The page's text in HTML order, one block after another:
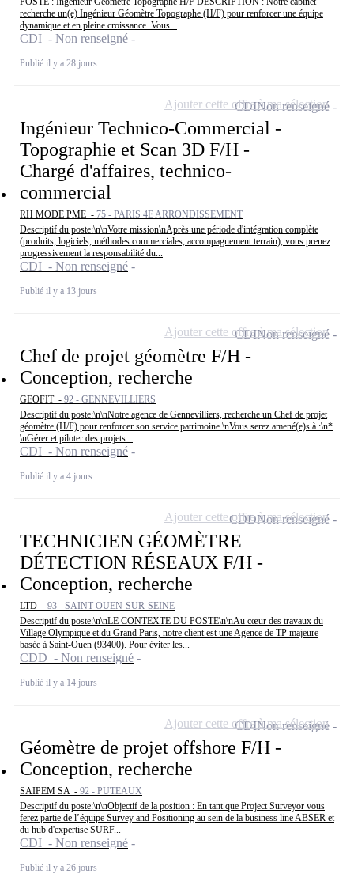
recherche un(e) Ingénieur Géomètre Topographe (H/F) pour renforcer une équipe
dynamique et en pleine croissance. Vous...
CDI - Non renseigné
Publié il y a 28 jours
Ingénieur Technico-Commercial -
Topographie et Scan 3D F/H -
Chargé d'affaires, technico-
commercial
RH MODE PME - 75 - PARIS 4E ARRONDISSEMENT
Descriptif du poste:\n\nVotre mission\nAprès une période d'intégration complète
(produits, logiciels, méthodes commerciales, accompagnement terrain), vous prenez
progressivement la responsabilité du...
CDI - Non renseigné
Publié il y a 13 jours
CDINon renseigné
Ajouter cette offre à ma sélection
Chef de projet géomètre F/H -
Conception, recherche
GEOFIT - 92 - GENNEVILLIERS
Descriptif du poste:\n\nNotre agence de Gennevilliers, recherche un Chef de projet
géomètre (H/F) pour renforcer son service patrimoine.\nVous serez amené(e)s à :\n*
\nGérer et piloter des projets...
CDI - Non renseigné
Publié il y a 4 jours
CDINon renseigné
Ajouter cette offre à ma sélection
TECHNICIEN GÉOMÈTRE
DÉTECTION RÉSEAUX F/H -
Conception, recherche
LTD - 93 - SAINT-OUEN-SUR-SEINE
Descriptif du poste:\n\nLE CONTEXTE DU POSTE\n\nAu cœur des travaux du
Village Olympique et du Grand Paris, notre client est une Agence de TP majeure
basée à Saint-Ouen (93400). Pour éviter les...
CDD - Non renseigné
Publié il y a 14 jours
CDDNon renseigné
Ajouter cette offre à ma sélection
Géomètre de projet offshore F/H -
Conception, recherche
SAIPEM SA - 92 - PUTEAUX
Descriptif du poste:\n\nObjectif de la position : En tant que Project Surveyor vous
ferez partie de l’équipe Survey and Positioning au sein de la business line ABSER et
du hub d'expertise SURF...
CDI - Non renseigné
Publié il y a 26 jours
CDINon renseigné
Ajouter cette offre à ma sélection